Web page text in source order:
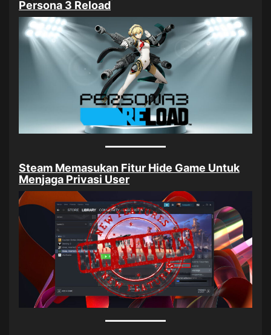
Persona 3 Reload
Steam Memasukan Fitur Hide Game Untuk
Menjaga Privasi User